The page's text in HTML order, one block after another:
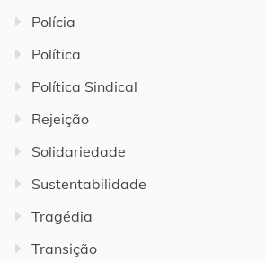
Polícia
Política
Política Sindical
Rejeição
Solidariedade
Sustentabilidade
Tragédia
Transição